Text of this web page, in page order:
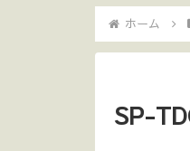
ホーム
SP-